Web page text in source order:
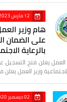
12 مارس 2023
هام وزير
على الضمان
بالرعاية
العمل يعلن فتح
الاجتماعية وزير العمل
02 ديسمبر 2020